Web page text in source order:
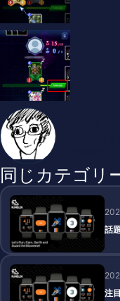
同じカテゴリ
話
注